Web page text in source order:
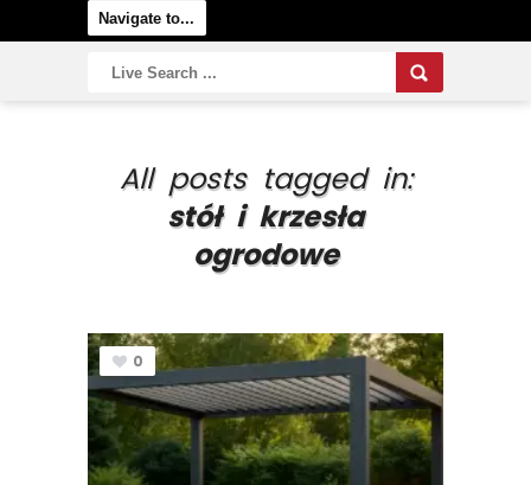
All posts tagged in:
stół i krzesła
ogrodowe
0